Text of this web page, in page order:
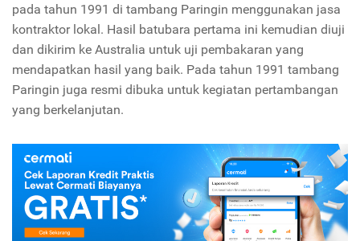
pada tahun 1991 di tambang Paringin menggunakan jasa
kontraktor lokal. Hasil batubara pertama ini kemudian diuji
dan dikirim ke Australia untuk uji pembakaran yang
mendapatkan hasil yang baik. Pada tahun 1991 tambang
Paringin juga resmi dibuka untuk kegiatan pertambangan
yang berkelanjutan.